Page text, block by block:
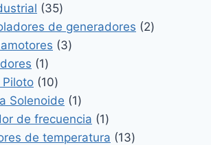
productos
3535
productos
de generadores 22
33
11
producto
Piloto 1010
productos
Solenoide 11
producto
de frecuencia 11
producto
de temperatura 1313